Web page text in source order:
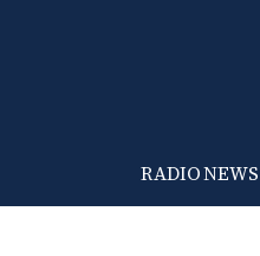
RADIONEWS